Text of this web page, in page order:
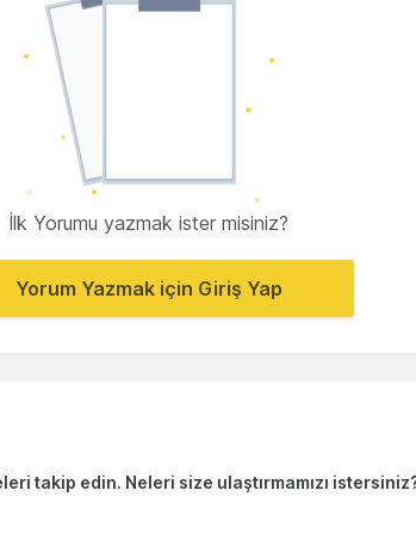
İlk Yorumu yazmak ister misiniz?
Yorum Yazmak için Giriş Yap
takip edin. Neleri size ulaştırmamızı